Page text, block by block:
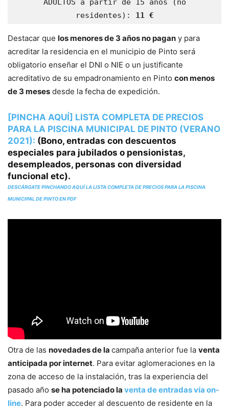
residentes):
11 €
Destacar que los menores de 3 años no pagan y para
acreditar la residencia en el municipio de Pinto será
obligatorio enseñar el DNI o NIE o un justificante
acreditativo de su empadronamiento en Pinto con menos
de 3 meses desde la fecha de expedición.
[PINCHA AQUÍ] LISTA COMPLETA DE PRECIOS
PARA LA PISCINA MUNICIPAL DE PINTO (VERANO
2021): (Bono, entradas con descuentos
especiales para jubilados o pensionistas,
desempleados, personas con diversidad
funcional etc).
DESCÁRGATE PINCHANDO AQUÍ LA LISTA COMPLETA DE PRECIOS PARA LA PISCINA
MUNICIPAL DE PINTO EN PDF
Otra de las novedades de la campaña anterior fue la venta
anticipada por internet. Para evitar aglomeraciones en la
zona de acceso de la instalación, tras la experiencia del
pasado año se ha potenciado la venta de entradas vía on-
line. Para poder acceder al descuento de residente en la